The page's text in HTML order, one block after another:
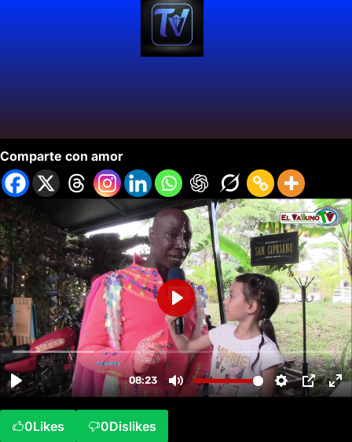
Comparte con amor
0Likes 0Dislikes